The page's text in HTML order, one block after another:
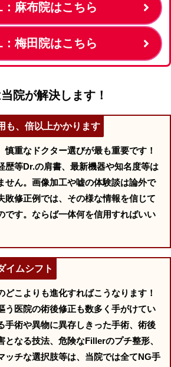
：麻布院はこちら
：梅田院はこちら
院が解決します！
も、倍以上かかります
慎重なドクター選びが最も重要です！
歴等Dr.の肩書、最新機器や知名度等は
せん。画像加工や嘘の体験談は論外で
敗修正例では、その様な情報を信じて
です。ならば一体何を信用すればいい
イムシフト
どこよりも進化すればこうなります！
う医院の術後修正も数多く手がけてい
手術や異物に異存しきった手術、術後
となる技法、危険なFillerのプチ整形、
ッチな選択肢等は、当院では全てNG手